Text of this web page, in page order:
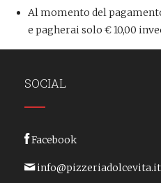
Al momento del
e pagherai solo € 10,00
SOCIAL
Facebook
info@pizzeriadolcevita.it